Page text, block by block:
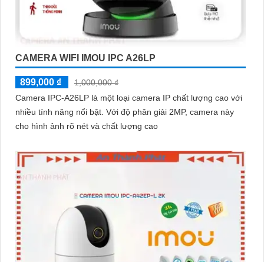
CAMERA WIFI IMOU IPC A26LP
899,000 ₫
1,000,000 ₫
Camera IPC-A26LP là một loại camera IP chất lượng cao với
nhiều tính năng nổi bật. Với độ phân giải 2MP, camera này
cho hình ảnh rõ nét và chất lượng cao